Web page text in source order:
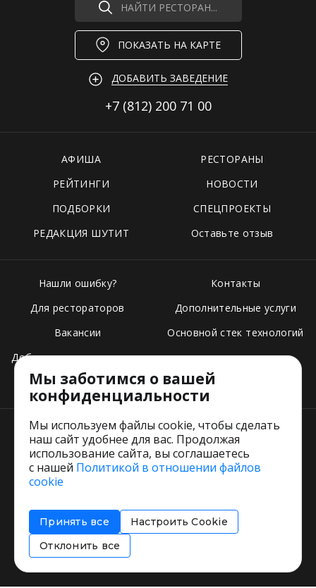
НАЙТИ РЕСТОРАН...
ПОКАЗАТЬ НА КАРТЕ
ДОБАВИТЬ ЗАВЕДЕНИЕ
+7 (812) 200 71 00
АФИША
РЕСТОРАНЫ
РЕЙТИНГИ
НОВОСТИ
ПОДБОРКИ
СПЕЦПРОЕКТЫ
РЕДАКЦИЯ ШУТИТ
Оставьте отзыв
Нашли ошибку?
Для рестораторов
Вакансии
Добавить свое заведение
Тарифы
Контакты
Дополнительные услуги
Основной стек технологий
Пользовательское соглашение
Соглашение об информировании
Политика использования cookies
Мы заботимся о вашей
конфиденциальности
Мы используем файлы cookie, чтобы сделать
наш сайт удобнее для вас. Продолжая
использование сайта, вы соглашаетесь
с нашей Политикой в отношении файлов
cookie
Принять все
Настроить Cookie
Отклонить все